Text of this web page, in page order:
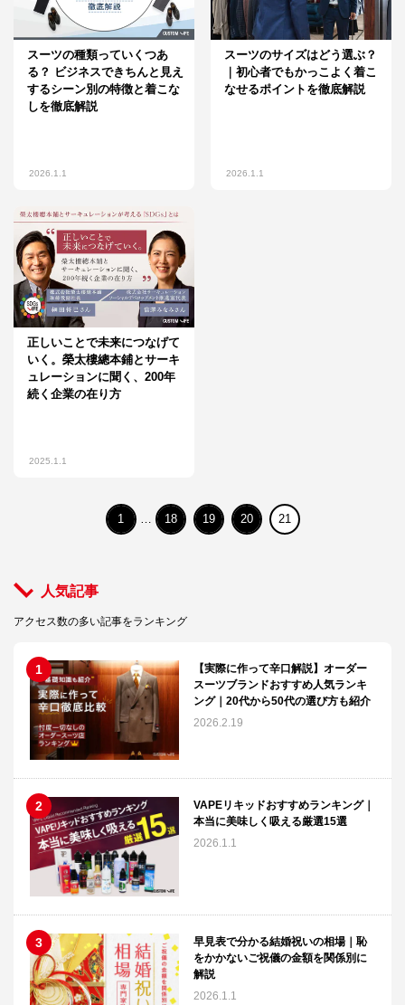
スーツの種類っていくつあ
る？ ビジネスできちんと見え
するシーン別の特徴と着こな
しを徹底解説
2026.1.1
スーツのサイズはどう選ぶ？
｜初心者でもかっこよく着こ
なせるポイントを徹底解説
2026.1.1
正しいことで未来につなげて
いく。榮太樓總本鋪とサーキ
ュレーションに聞く、200年
続く企業の在り方
2025.1.1
1 … 18 19 20 21
人気記事
アクセス数の多い記事をランキング
【実際に作って辛口解説】オーダー
スーツブランドおすすめ人気ランキ
ング｜20代から50代の選び方も紹介
2026.2.19
VAPEリキッドおすすめランキング｜
本当に美味しく吸える厳選15選
2026.1.1
早見表で分かる結婚祝いの相場｜恥
をかかないご祝儀の金額を関係別に
解説
2026.1.1